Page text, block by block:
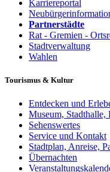
Karriereportal
Partnerstädte
Rat - Gremien -
Stadtverwaltung
Wahlen
Tourismus & Kultur
Entdecken und
Museum, Stadthalle,
Sehenswertes
Service und Kontakt
Stadtplan, Anreise,
Übernachten